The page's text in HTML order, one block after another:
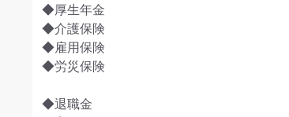
◆厚生年金
◆介護保険
◆雇用保険
◆労災保険
◆退職金